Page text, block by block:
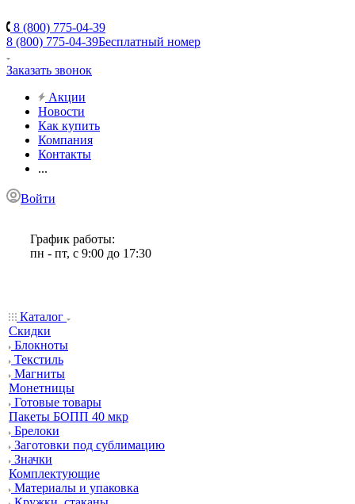
8 (800) 775-04-39
8 (800) 775-04-39Бесплатный номер
Заказать звонок
Акции
Новости
Как купить
Компания
Контакты
...
Войти
График работы:
пн - пт, с 9:00 до 17:30
Каталог
Скидки
Блокноты
Текстиль
Магниты
Монетницы
Готовые товары
Пакеты БОПП 40 мкр
Брелоки
Заготовки под сублимацию
Значки
Комплектующие
Материалы и упаковка